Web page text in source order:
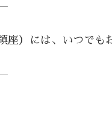
）には、いつでも